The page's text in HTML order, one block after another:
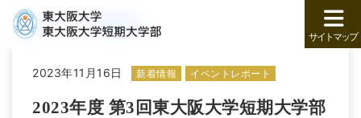
サイトマップ
トップ 新着情報
2023年11月16日 新着情報 イベントレポート
2023年度 第3回東大阪大学短期大学部